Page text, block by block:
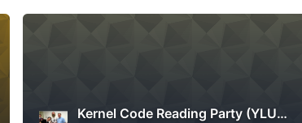
Kernel Code Reading Party (YLUG), カーネル読書会